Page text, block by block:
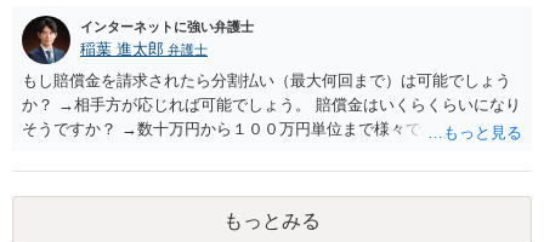
ですが、もし前者であれば、書類の再送要請にはあまり意味はなく、
一方、後者であるなら、夫を被告として提訴に至る可能性も考える必
要が出てきます。 あなたと夫との夫婦関係の状況（別居中なのか、夫
婦関係は良好なのか、あなたが夫へ嘘をついたのか等）がよくわから
ないところがあり、実際にどのような対応がベターなのかを正確に検
で弁護士へ直接相談するべきでしょう。
インターネットに強い弁護士
稲葉 進太郎 弁護士
もし賠償金を請求されたら分割払い（最大何回まで）は可能でしょう
か？ →相手方が応じれば可能でしょう。 賠償金はいくらくらいになり
そうですか？ →数十万円から１００万円単位まで様々であり、不明で
渉が行われ、双方合意に至れば支払が開始され、決裂して相手方が訴
訟提起を選択すれば訴訟の中で解決がなされる流れが通常です。
もっとみる